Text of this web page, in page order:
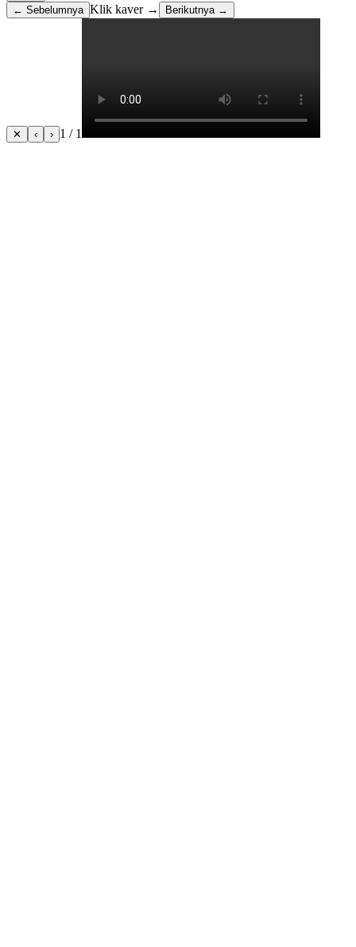
← Sebelumnya Klik kaver → Berikutnya →
✕ ‹ › 1 / 1